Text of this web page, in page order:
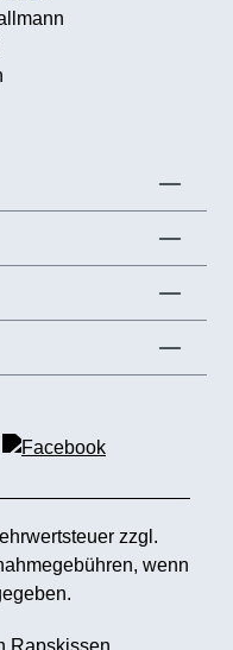
zzgl.
wenn
Rapskissen